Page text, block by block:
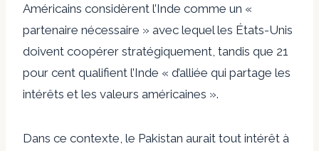
Américains considèrent l’Inde comme un «
partenaire nécessaire » avec lequel les États-Unis
doivent coopérer stratégiquement, tandis que 21
pour cent qualifient l’Inde « d’alliée qui partage les
intérêts et les valeurs américaines ».
Dans ce contexte, le Pakistan aurait tout intérêt à